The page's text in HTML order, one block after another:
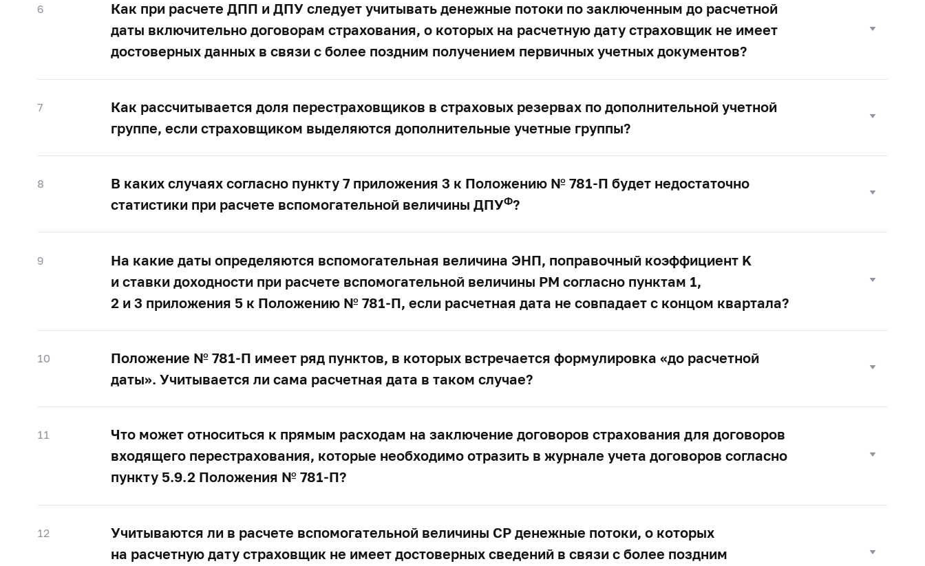
6
Как при расчете ДПП и ДПУ следует учитывать денежные потоки по заключенным до расчетной
даты включительно договорам страхования, о которых на расчетную дату страховщик не имеет
достоверных данных в связи с более поздним получением первичных учетных документов?
7
Как рассчитывается доля перестраховщиков в страховых резервах по дополнительной учетной
группе, если страховщиком выделяются дополнительные учетные группы?
8 В каких случаях согласно пункту 7 приложения 3 к Положению №781-П будет недостаточно
статистики при расчете вспомогательной величины ДПУФ?
9
На какие даты определяются вспомогательная величина ЭНП, поправочный коэффициент K
и ставки доходности при расчете вспомогательной величины РМ согласно пунктам 1,
2 и 3 приложения 5 к Положению №781-П, если расчетная дата не совпадает с концом квартала?
10 Положение №781-П имеет ряд пунктов, в которых встречается формулировка «до расчетной
даты». Учитывается ли сама расчетная дата в таком случае?
11
Что может относиться к прямым расходам на заключение договоров страхования для договоров
входящего перестрахования, которые необходимо отразить в журнале учета договоров согласно
пункту 5.9.2 Положения №781-П?
12
Учитываются ли в расчете вспомогательной величины СР денежные потоки, о которых
на расчетную дату страховщик не имеет достоверных сведений в связи с более поздним